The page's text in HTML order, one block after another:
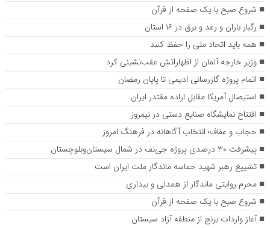
شروع صبح با یک صفحه از قرآن
رگبار باران و رعد و برق در ۱۶ استان
همه باید اتحاد ملی را حفظ کنند
وزیر خارجه آلمان از اظهاراتش عقب‌نشینی کرد
اتمام پروژه گازرسانی ادیمی تا پایان رمضان
استیصال آمریکا مقابل اراده مقتدر ایران
افتتاح نمایشگاه صنایع دستی در نیمروز
حجاب و عفاف؛ انتخاب آگاهانه در فرهنگ امروز
پیشرفت ۳۰ درصدی پروژه جی‌نف در شمال سیستان‌وبلوچستان
تشییع رهبر شهید حماسه ماندگار ملت ایران است
محرم روایتی ماندگار از همدلی و بیداری
شروع صبح با یک صفحه از قرآن
آغاز واردات برنج از منطقه آزاد سیستان